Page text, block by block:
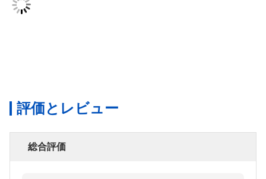
評価とレビュー
総合評価